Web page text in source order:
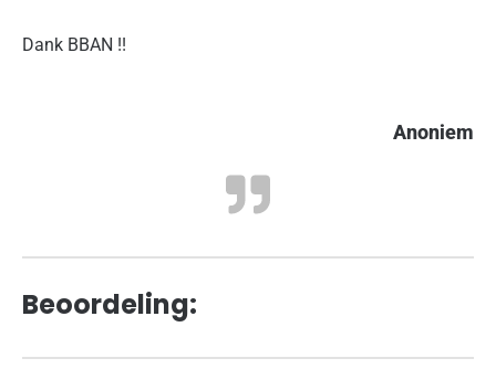
Dank BBAN !!
Anoniem
Beoordeling: